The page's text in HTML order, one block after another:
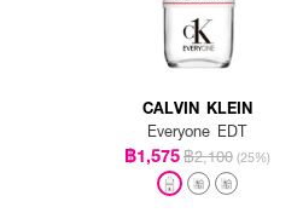
CALVIN KLEIN
Everyone EDT
฿1,575฿2,100 (25%)